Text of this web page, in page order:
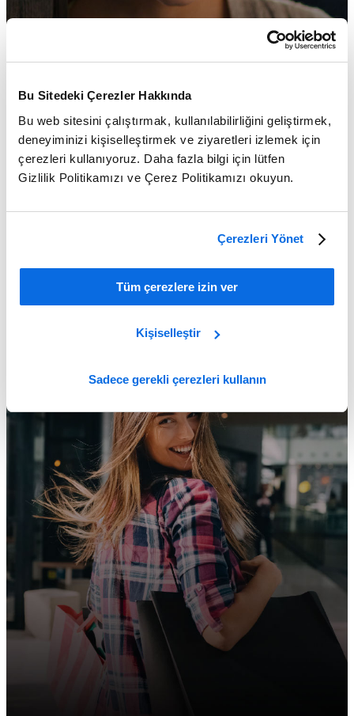
Bu Sitedeki Çerezler Hakkında
Bu web sitesini çalıştırmak, kullanılabilirliğini geliştirmek,
deneyiminizi kişiselleştirmek ve ziyaretleri izlemek için
çerezleri kullanıyoruz. Daha fazla bilgi için lütfen
Gizlilik Politikamızı ve Çerez Politikamızı okuyun.
Çerezleri Yönet
Tüm çerezlere izin ver
Kişiselleştir
Sadece gerekli çerezleri kullanın
Piyasa Zorluklarıyla Mücadele Edin!